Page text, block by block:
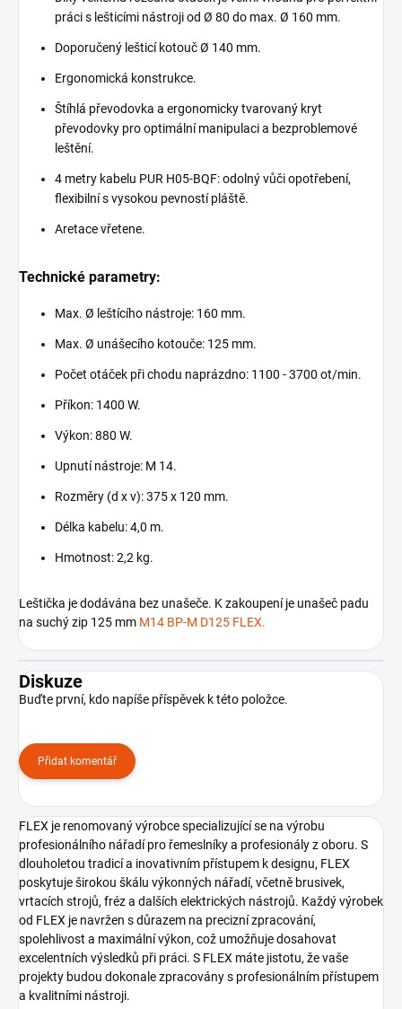
práci s lešticími nástroji od Ø 80 do max. Ø 160 mm.
Doporučený lešticí kotouč Ø 140 mm.
Ergonomická konstrukce.
Štíhlá převodovka a ergonomicky tvarovaný kryt
převodovky pro optimální manipulaci a bezproblemové
leštění.
4 metry kabelu PUR H05-BQF: odolný vůči opotřebení,
flexibilní s vysokou pevností pláště.
Aretace vřetene.
Technické parametry:
Max. Ø leštícího nástroje: 160 mm.
Max. Ø unášecího kotouče: 125 mm.
Počet otáček při chodu naprázdno: 1100 - 3700 ot/min.
Příkon: 1400 W.
Výkon: 880 W.
Upnutí nástroje: M 14.
Rozměry (d x v): 375 x 120 mm.
Délka kabelu: 4,0 m.
Hmotnost: 2,2 kg.
Leštička je dodávána bez unašeče. K zakoupení je unašeč padu
na suchý zip 125 mm M14 BP-M D125 FLEX.
Diskuze
Buďte první, kdo napíše příspěvek k této položce.
Přidat komentář
FLEX je renomovaný výrobce specializující se na výrobu
profesionálního nářadí pro řemeslníky a profesionály z oboru. S
dlouholetou tradicí a inovativním přístupem k designu, FLEX
poskytuje širokou škálu výkonných nářadí, včetně brusivek,
vrtacích strojů, fréz a dalších elektrických nástrojů. Každý výrobek
od FLEX je navržen s důrazem na precizní zpracování,
spolehlivost a maximální výkon, což umožňuje dosahovat
excelentních výsledků při práci. S FLEX máte jistotu, že vaše
projekty budou dokonale zpracovány s profesionálním přístupem
a kvalitními nástroji.